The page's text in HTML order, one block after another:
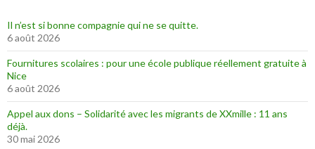
Il n’est si bonne compagnie qui ne se quitte.
6 août 2026
Fournitures scolaires : pour une école publique réellement gratuite à
Nice
6 août 2026
Appel aux dons – Solidarité avec les migrants de XXmille : 11 ans
déjà.
30 mai 2026